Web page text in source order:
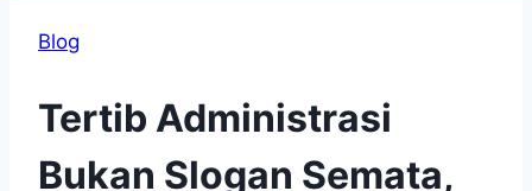
Blog
Tertib Administrasi
Bukan Slogan Semata,